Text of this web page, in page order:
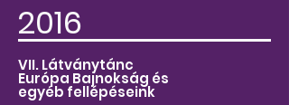
2016
VII. Látványtánc
Európa Bajnokság és
egyéb fellépéseink